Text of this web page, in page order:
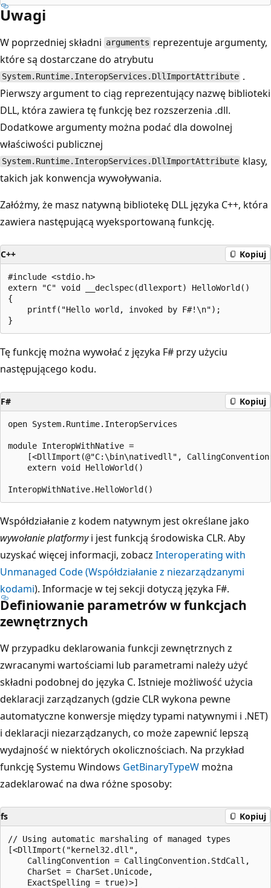
Uwagi
W poprzedniej składni arguments reprezentuje argumenty,
które są dostarczane do atrybutu
System.Runtime.InteropServices.DllImportAttribute .
Pierwszy argument to ciąg reprezentujący nazwę biblioteki
DLL, która zawiera tę funkcję bez rozszerzenia .dll.
Dodatkowe argumenty można podać dla dowolnej
właściwości publicznej
System.Runtime.InteropServices.DllImportAttribute klasy,
takich jak konwencja wywoływania.
Załóżmy, że masz natywną bibliotekę DLL języka C++, która
zawiera następującą wyeksportowaną funkcję.
C++ Kopiuj
#include <stdio.h>
extern "C" void __declspec(dllexport) HelloWorld()
{
    printf("Hello world, invoked by F#!\n");
Tę funkcję można wywołać z języka F# przy użyciu
następującego kodu.
F# Kopiuj
open System.Runtime.InteropServices
module InteropWithNative =
[<DllImport(@"C:\bin\nativedll",
    extern void HelloWorld()
Współdziałanie z kodem natywnym jest określane jako
wywołanie platformyi jest funkcją środowiska CLR. Aby
uzyskać więcej informacji, zobacz Interoperating with
Unmanaged Code (Współdziałanie z niezarządzanymi
kodami). Informacje w tej sekcji dotyczą języka F#.
Definiowanie parametrów w funkcjach
zewnętrznych
W przypadku deklarowania funkcji zewnętrznych z
zwracanymi wartościami lub parametrami należy użyć
składni podobnej do języka C. Istnieje możliwość użycia
deklaracji zarządzanych (gdzie CLR wykona pewne
automatyczne konwersje między typami natywnymi i .NET)
i deklaracji niezarządzanych, co może zapewnić lepszą
wydajność w niektórych okolicznościach. Na przykład
funkcję Systemu Windows GetBinaryTypeW można
zadeklarować na dwa różne sposoby:
fs Kopiuj
// Using automatic marshaling of managed types
[<DllImport("kernel32.dll",
    CallingConvention = CallingConvention.StdCall,
    CharSet = CharSet.Unicode,
    ExactSpelling = true)>]